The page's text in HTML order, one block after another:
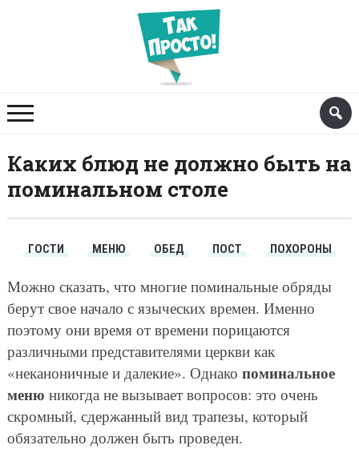
Каких блюд не должно быть на
поминальном столе
ГОСТИ МЕНЮ ОБЕД ПОСТ ПОХОРОНЫ
Можно сказать, что многие поминальные обряды
берут свое начало с языческих времен. Именно
поэтому они время от времени порицаются
различными представителями церкви как
«неканоничные и далекие». Однако поминальное
меню никогда не вызывает вопросов: это очень
скромный, сдержанный вид трапезы, который
обязательно должен быть проведен.